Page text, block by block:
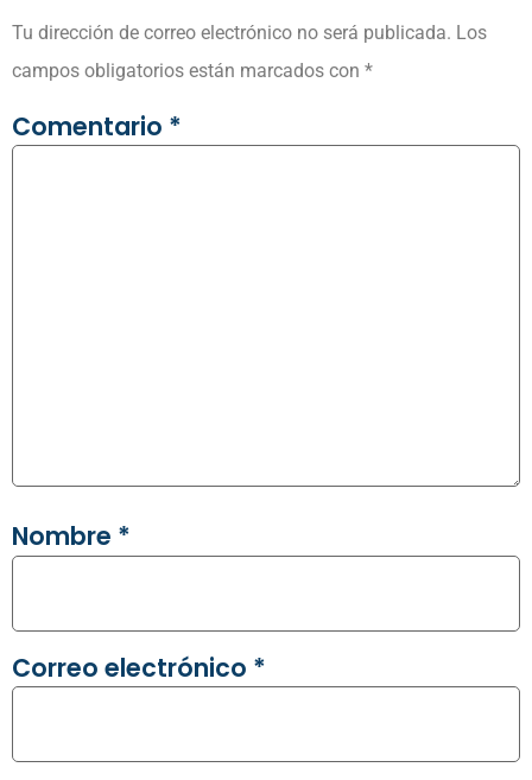
Tu dirección de correo electrónico no será publicada. Los
campos obligatorios están marcados con *
Comentario *
Nombre *
Correo electrónico *